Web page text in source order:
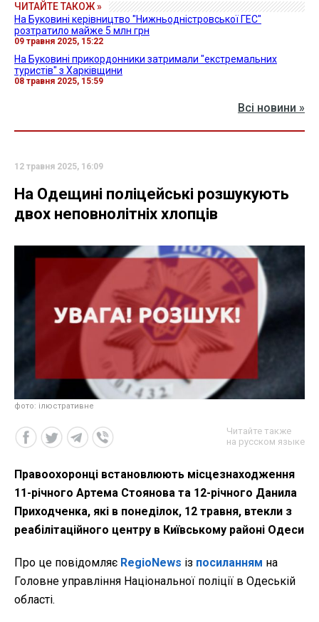
ЧИТАЙТЕ ТАКОЖ »
На Буковині керівництво "Нижньодністровської ГЕС"
розтратило майже 5 млн грн
09 травня 2025, 15:22
На Буковині прикордонники затримали "екстремальних
туристів" з Харківщини
08 травня 2025, 15:59
Всі новини »
12 травня 2025, 16:09
На Одещині поліцейські розшукують
двох неповнолітніх хлопців
фото: ілюстративне
Читайте также
на русском языке
Правоохоронці встановлюють місцезнаходження
11-річного Артема Стоянова та 12-річного Данила
Приходченка, які в понеділок, 12 травня, втекли з
реабілітаційного центру в Київському районі Одеси
Про це повідомляє RegioNews із посиланням на
Головне управління Національної поліції в Одеській
області.